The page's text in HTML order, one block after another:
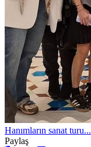
Hanımların sanat turu...
Paylaş